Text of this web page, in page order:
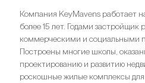
Компания KeyMavens работает
более 15 лет. Годами застройщик
коммерческими и социальными
Построены многие школы,
проектированию и развитию
роскошные жилые комплексы